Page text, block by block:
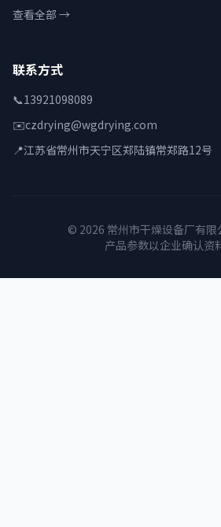
查看全部 →
联系方式
📞13921098089
✉️czdrying@wgdrying.com
📍江苏省常州市天宁区郑陆镇常郑路12号
© 2026 常州市干燥设备厂有限
产品参数以企业确认资